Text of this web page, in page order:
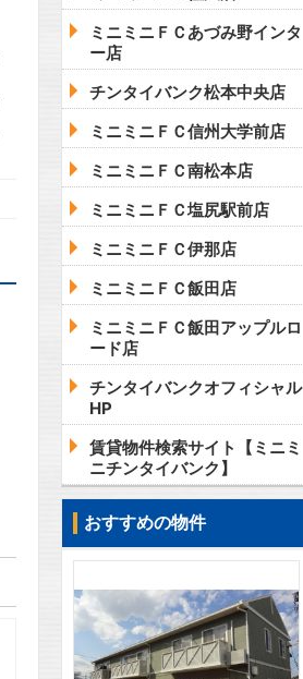
ミニミニＦＣあづみ野インタ
ー店
チンタイバンク松本中央店
ミニミニＦＣ信州大学前店
ミニミニＦＣ南松本店
ミニミニＦＣ塩尻駅前店
ミニミニＦＣ伊那店
ミニミニＦＣ飯田店
ミニミニＦＣ飯田アップルロ
ード店
チンタイバンクオフィシャル
HP
賃貸物件検索サイト【ミニミ
ニチンタイバンク】
おすすめの物件